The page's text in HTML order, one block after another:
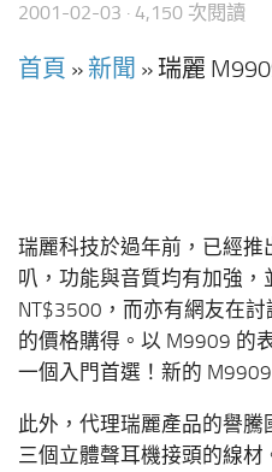
2001-02-03 · 4,150 次閱讀
首頁 » 新聞 » 瑞麗
瑞麗科技於過年前，已經推
叭，功能與音質均有加強
NT$3500，而亦有網友在
的價格購得。以 M9909 的
一個入門首選！新的
此外，代理瑞麗產品的譽騰
三個立體聲耳機接頭的線